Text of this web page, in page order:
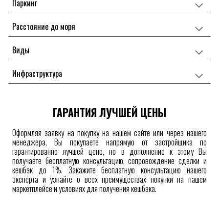
Паркинг
Расстояние до моря
Виды
Инфраструктура
ГАРАНТИЯ ЛУЧШЕЙ ЦЕНЫ
Оформляя заявку на покупку на нашем сайте или через нашего
менеджера, Вы покупаете напрямую от застройщика по
гарантированно лучшей цене, но в дополнение к этому Вы
получаете бесплатную консультацию, сопровождение сделки и
кешбэк до 1%. Закажите бесплатную консультацию нашего
эксперта и узнайте о всех преимуществах покупки на нашем
маркетплейсеи условиях для получениякешбэка.